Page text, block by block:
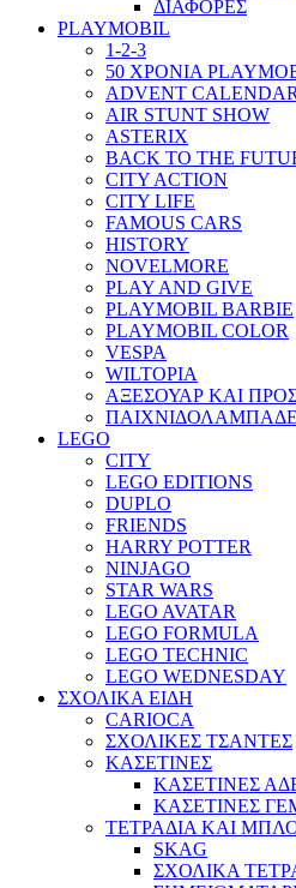
ΔΙΑΦΟΡΕΣ
PLAYMOBIL
1-2-3
50 ΧΡΟΝΙΑ
ADVENT CALENDAR
AIR STUNT SHOW
ASTERIX
BACK TO THE
CITY ACTION
CITY LIFE
FAMOUS CARS
HISTORY
NOVELMORE
PLAY AND GIVE
PLAYMOBIL BARBIE
PLAYMOBIL COLOR
VESPA
WILTOPIA
ΑΞΕΣΟΥΑΡ ΚΑΙ
LEGO
CITY
LEGO EDITIONS
DUPLO
FRIENDS
HARRY POTTER
NINJAGO
STAR WARS
LEGO AVATAR
LEGO FORMULA
LEGO TECHNIC
LEGO WEDNESDAY
ΣΧΟΛΙΚΑ ΕΙΔΗ
CARIOCA
ΣΧΟΛΙΚΕΣ ΤΣΑΝΤΕΣ
ΚΑΣΕΤΙΝΕΣ
ΚΑΣΕΤΙΝΕΣ
ΚΑΣΕΤΙΝΕΣ
ΤΕΤΡΑΔΙΑ ΚΑΙ
SKAG
ΣΧΟΛΙΚΑ